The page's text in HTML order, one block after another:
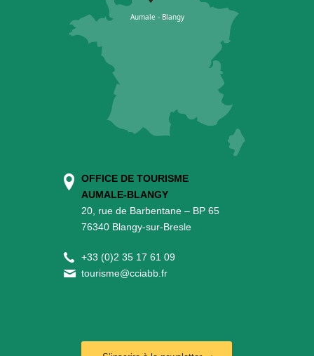
OFFICE DE TOURISME
AUMALE-BLANGY
20, rue de Barbentane – BP 65
76340 Blangy-sur-Bresle
+33 (0)2 35 17 61 09
tourisme@cciabb.fr